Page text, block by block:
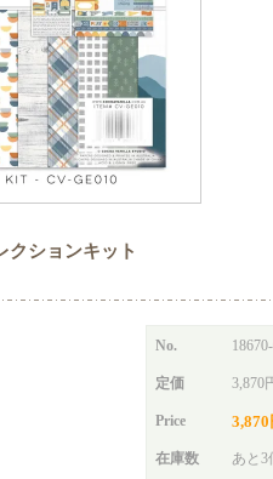
ションキット
No.
定価 3,870
Price
在庫数 あと3